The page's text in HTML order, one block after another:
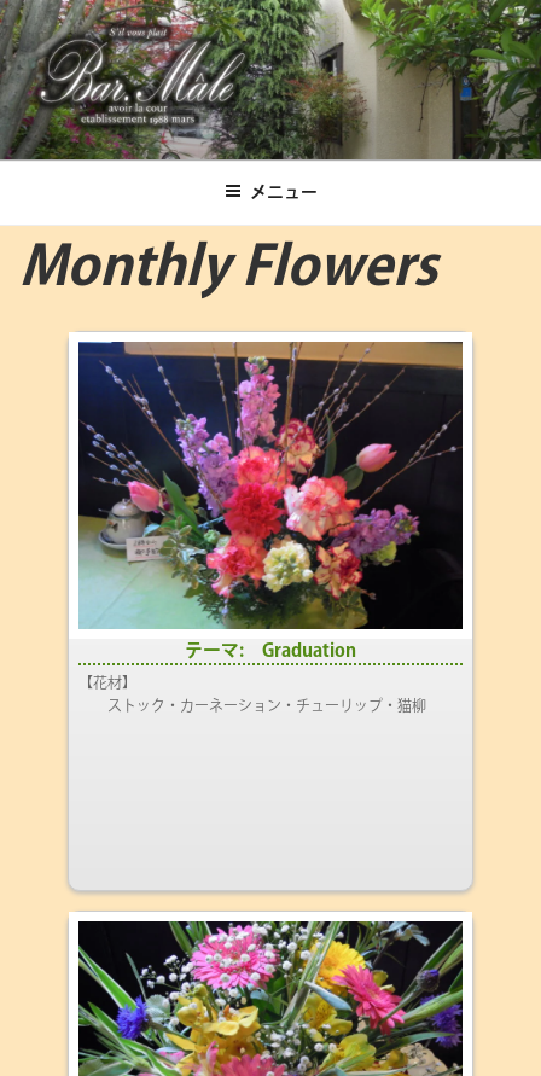
コ
ン
テ
ン
ツ
へBar.Male メニュー
Monthly Flowers
テーマ: Graduation
【花材】
ストック・カーネーション・チューリップ・猫柳